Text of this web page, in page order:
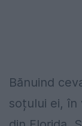
Bănuind
soțului ei, în